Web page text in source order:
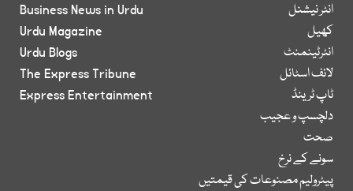
انٹر نیشنل
کھیل
انٹرٹینمنٹ
لائف اسٹائل
ٹاپ ٹرینڈ
دلچسپ و عجیب
صحت
سونے کے نرخ
پیٹرولیم مصنوعات کی قیمتیں
Business News in Urdu
Urdu Magazine
Urdu Blogs
The Express Tribune
Express Entertainment